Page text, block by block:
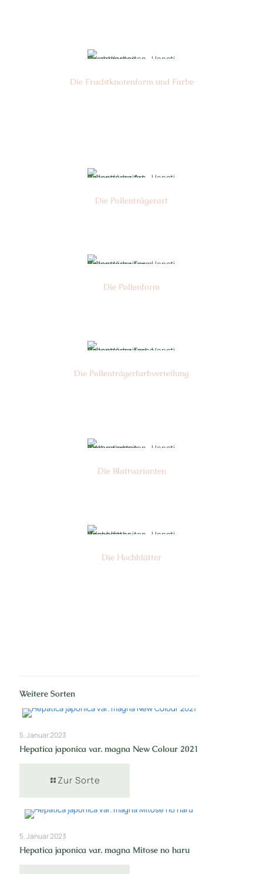
Die Frucht­knotenform und Farbe
Die Pollen­trägerart
Die Pollen­form
Die Pollen­trägerfarb­verteilung
Die Blattvarianten
Die Hochblätter
Weitere Sorten
5. Januar 2023
Hepatica japonica var. magna New Colour 2021
Zur Sorte
5. Januar 2023
Hepatica japonica var. magna Mitose no haru